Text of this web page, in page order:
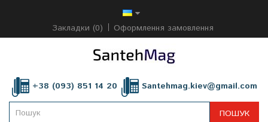
Закладки (0) Оформлення замовлення
+38 (093) 851 14 20 Santehmag.kiev@gmail.com
ПОШУК